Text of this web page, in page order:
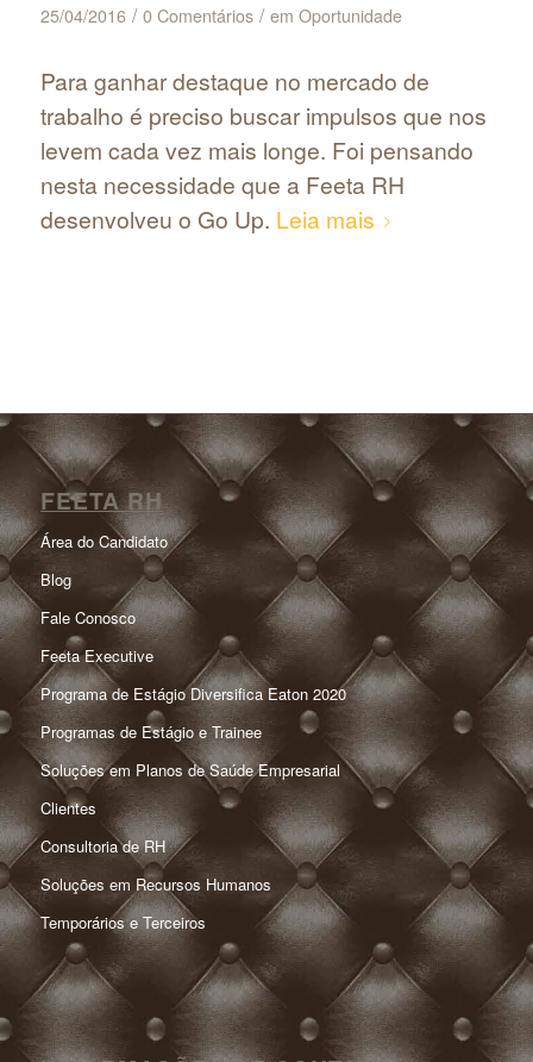
25/04/2016 / 0 Comentários / em Oportunidade
Para ganhar destaque no mercado de
trabalho é preciso buscar impulsos que nos
levem cada vez mais longe. Foi pensando
nesta necessidade que a Feeta RH
desenvolveu o Go Up. Leia mais
FEETA RH
Área do Candidato
Blog
Fale Conosco
Feeta Executive
Programa de Estágio Diversifica Eaton 2020
Programas de Estágio e Trainee
Soluções em Planos de Saúde Empresarial
Clientes
Consultoria de RH
Soluções em Recursos Humanos
Temporários e Terceiros